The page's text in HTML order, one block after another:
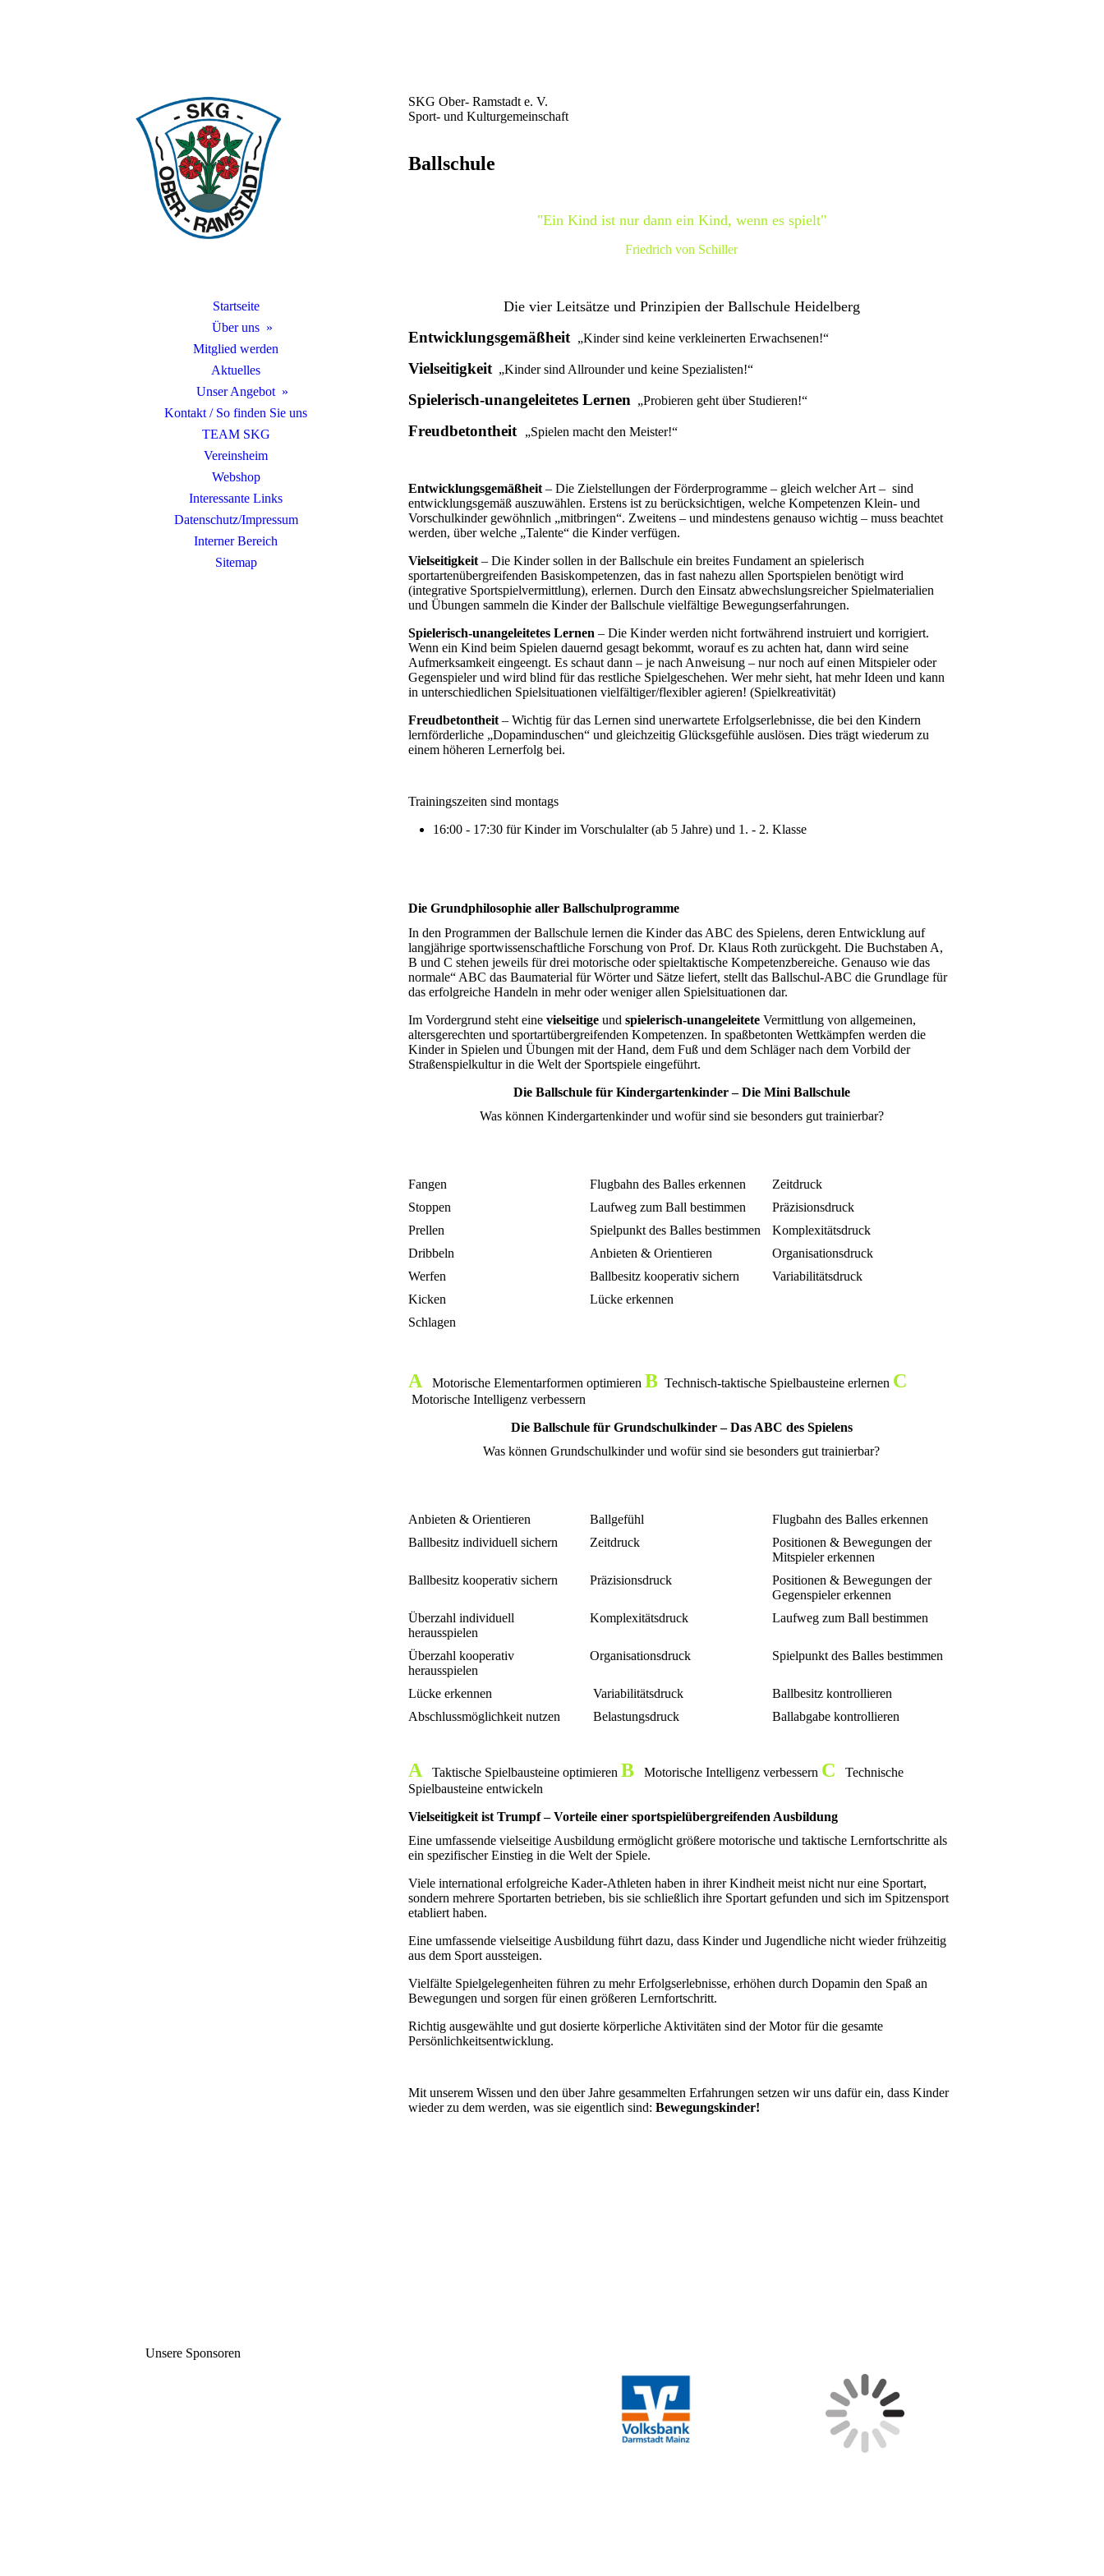
Startseite
Über uns
Mitglied werden
Aktuelles
Unser Angebot
Kontakt / So finden Sie uns
TEAM SKG
Vereinsheim
Webshop
Interessante Links
Datenschutz/Impressum
Interner Bereich
Sitemap
SKG Ober- Ramstadt e. V.
Sport- und Kulturgemeinschaft
Ballschule
"Ein Kind ist nur dann ein Kind, wenn es spielt"
Friedrich von Schiller
Die vier Leitsätze und Prinzipien der Ballschule Heidelberg
Entwicklungsgemäßheit „Kinder sind keine verkleinerten Erwachsenen!“
Vielseitigkeit „Kinder sind Allrounder und keine Spezialisten!“
Spielerisch-unangeleitetes Lernen „Probieren geht über Studieren!“
Freudbetontheit „Spielen macht den Meister!“
Entwicklungsgemäßheit – Die Zielstellungen der Förderprogramme – gleich welcher Art – sind
entwicklungsgemäß auszuwählen. Erstens ist zu berücksichtigen, welche Kompetenzen Klein- und
Vorschulkinder gewöhnlich „mitbringen“. Zweitens – und mindestens genauso wichtig – muss beachtet
werden, über welche „Talente“ die Kinder verfügen.
Vielseitigkeit – Die Kinder sollen in der Ballschule ein breites Fundament an spielerisch
sportartenübergreifenden Basiskompetenzen, das in fast nahezu allen Sportspielen benötigt wird
(integrative Sportspielvermittlung), erlernen. Durch den Einsatz abwechslungsreicher Spielmaterialien
und Übungen sammeln die Kinder der Ballschule vielfältige Bewegungserfahrungen.
Spielerisch-unangeleitetes Lernen – Die Kinder werden nicht fortwährend instruiert und korrigiert.
Wenn ein Kind beim Spielen dauernd gesagt bekommt, worauf es zu achten hat, dann wird seine
Aufmerksamkeit eingeengt. Es schaut dann – je nach Anweisung – nur noch auf einen Mitspieler oder
Gegenspieler und wird blind für das restliche Spielgeschehen. Wer mehr sieht, hat mehr Ideen und kann
in unterschiedlichen Spielsituationen vielfältiger/flexibler agieren! (Spielkreativität)
Freudbetontheit – Wichtig für das Lernen sind unerwartete Erfolgserlebnisse, die bei den Kindern
lernförderliche „Dopaminduschen“ und gleichzeitig Glücksgefühle auslösen. Dies trägt wiederum zu
einem höheren Lernerfolg bei.
Trainingszeiten sind montags
16:00 - 17:30 für Kinder im Vorschulalter (ab 5 Jahre) und 1. - 2. Klasse
Die Grundphilosophie aller Ballschulprogramme
In den Programmen der Ballschule lernen die Kinder das ABC des Spielens, deren Entwicklung auf
langjährige sportwissenschaftliche Forschung von Prof. Dr. Klaus Roth zurückgeht. Die Buchstaben A,
B und C stehen jeweils für drei motorische oder spieltaktische Kompetenzbereiche. Genauso wie das
normale“ ABC das Baumaterial für Wörter und Sätze liefert, stellt das Ballschul-ABC die Grundlage für
das erfolgreiche Handeln in mehr oder weniger allen Spielsituationen dar.
Im Vordergrund steht eine vielseitige und spielerisch-unangeleitete Vermittlung von allgemeinen,
altersgerechten und sportartübergreifenden Kompetenzen. In spaßbetonten Wettkämpfen werden die
Kinder in Spielen und Übungen mit der Hand, dem Fuß und dem Schläger nach dem Vorbild der
Straßenspielkultur in die Welt der Sportspiele eingeführt.
Die Ballschule für Kindergartenkinder – Die Mini Ballschule
Was können Kindergartenkinder und wofür sind sie besonders gut trainierbar?
Fangen Flugbahn des Balles erkennen
Zeitdruck
Stoppen
Laufweg zum Ball bestimmen
Präzisionsdruck
Prellen
Spielpunkt des Balles bestimmen
Komplexitätsdruck
Dribbeln
Anbieten & Orientieren
Organisationsdruck
Werfen
Ballbesitz kooperativ sichern
Variabilitätsdruck
Kicken
Lücke erkennen
Schlagen
A Motorische Elementarformen optimieren B Technisch-taktische Spielbausteine erlernen C
Motorische Intelligenz verbessern
Die Ballschule für Grundschulkinder – Das ABC des Spielens
Was können Grundschulkinder und wofür sind sie besonders gut trainierbar?
Anbieten & Orientieren Ballgefühl
Flugbahn des Balles erkennen
Ballbesitz individuell sichern
Zeitdruck
Positionen & Bewegungen der
Mitspieler erkennen
Ballbesitz kooperativ sichern
Präzisionsdruck
Positionen & Bewegungen der
Gegenspieler erkennen
Überzahl individuell
herausspielen
Komplexitätsdruck Laufweg zum Ball bestimmen
Überzahl kooperativ
herausspielen
Organisationsdruck Spielpunkt des Balles bestimmen
Lücke erkennen Variabilitätsdruck
Ballbesitz kontrollieren
Abschlussmöglichkeit nutzen
Belastungsdruck Ballabgabe kontrollieren
A Taktische Spielbausteine optimieren B Motorische Intelligenz verbessern C Technische
Spielbausteine entwickeln
Vielseitigkeit ist Trumpf – Vorteile einer sportspielübergreifenden Ausbildung
Eine umfassende vielseitige Ausbildung ermöglicht größere motorische und taktische Lernfortschritte als
ein spezifischer Einstieg in die Welt der Spiele.
Viele international erfolgreiche Kader-Athleten haben in ihrer Kindheit meist nicht nur eine Sportart,
sondern mehrere Sportarten betrieben, bis sie schließlich ihre Sportart gefunden und sich im Spitzensport
etabliert haben.
Eine umfassende vielseitige Ausbildung führt dazu, dass Kinder und Jugendliche nicht wieder frühzeitig
aus dem Sport aussteigen.
Vielfälte Spielgelegenheiten führen zu mehr Erfolgserlebnisse, erhöhen durch Dopamin den Spaß an
Bewegungen und sorgen für einen größeren Lernfortschritt.
Richtig ausgewählte und gut dosierte körperliche Aktivitäten sind der Motor für die gesamte
Persönlichkeitsentwicklung.
Mit unserem Wissen und den über Jahre gesammelten Erfahrungen setzen wir uns dafür ein, dass Kinder
wieder zu dem werden, was sie eigentlich sind: Bewegungskinder!
Unsere Sponsoren